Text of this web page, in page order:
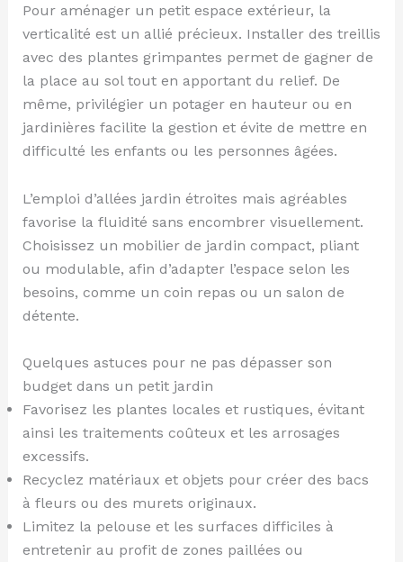
Pour aménager un petit espace extérieur, la
verticalité est un allié précieux. Installer des treillis
avec des plantes grimpantes permet de gagner de
la place au sol tout en apportant du relief. De
même, privilégier un potager en hauteur ou en
jardinières facilite la gestion et évite de mettre en
difficulté les enfants ou les personnes âgées.
L’emploi d’allées jardin étroites mais agréables
favorise la fluidité sans encombrer visuellement.
Choisissez un mobilier de jardin compact, pliant
ou modulable, afin d’adapter l’espace selon les
besoins, comme un coin repas ou un salon de
détente.
Quelques astuces pour ne pas dépasser son
budget dans un petit jardin
Favorisez les plantes locales et rustiques, évitant
ainsi les traitements coûteux et les arrosages
excessifs.
Recyclez matériaux et objets pour créer des bacs
à fleurs ou des murets originaux.
Limitez la pelouse et les surfaces difficiles à
entretenir au profit de zones paillées ou